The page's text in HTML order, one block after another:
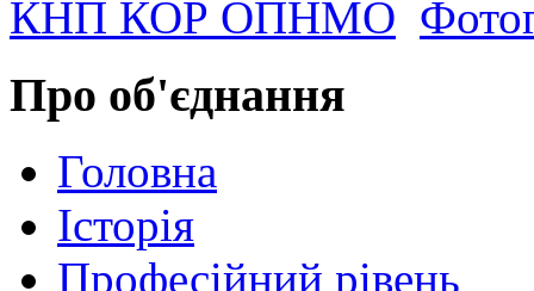
КНП КОР ОПНМО
Про об'єднання
Головна
Історія
Професійний рівень